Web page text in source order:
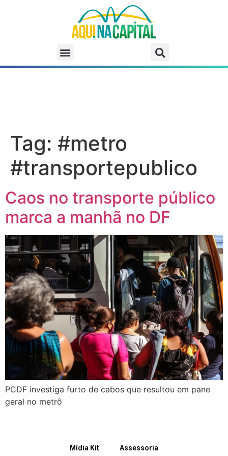
Tag: #metro
#transportepublico
Caos no transporte público
marca a manhã no DF
PCDF investiga furto de cabos que resultou em pane
geral no metrô
Mídia Kit Assessoria